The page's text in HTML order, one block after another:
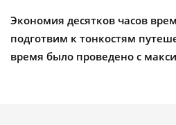
Экономия десятков часов
подготвим к тонкостям
время было проведено с